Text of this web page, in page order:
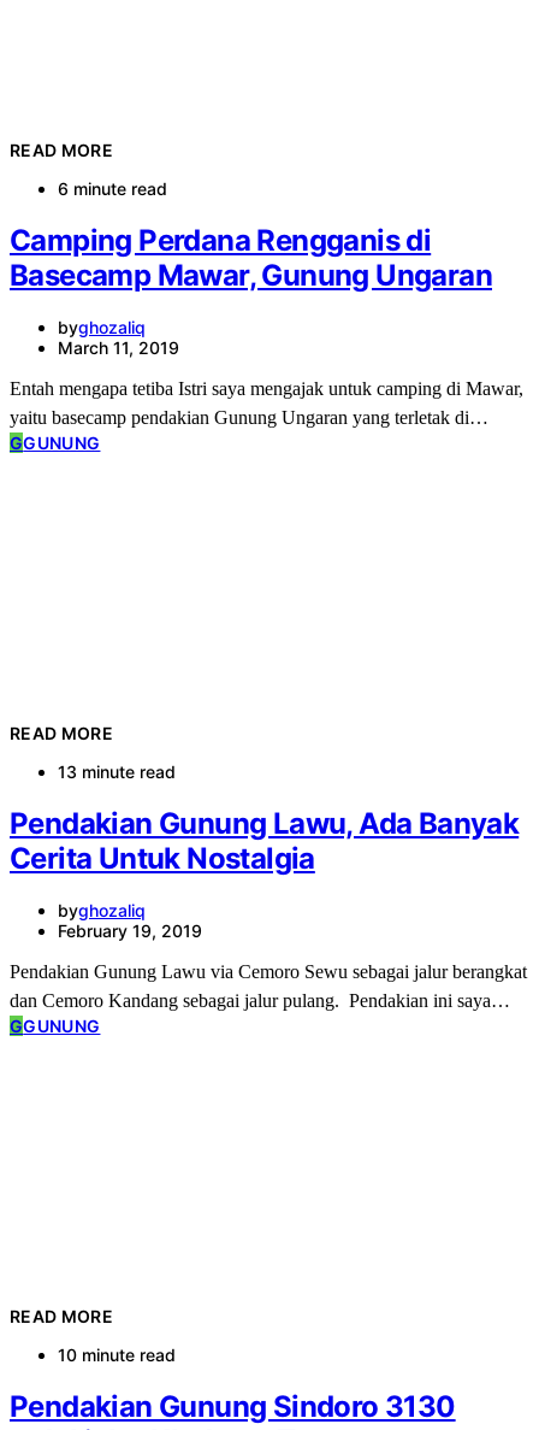
READ MORE
6 minute read
Camping Perdana Rengganis di
Basecamp Mawar, Gunung Ungaran
byghozaliq
March 11, 2019
Entah mengapa tetiba Istri saya mengajak untuk camping di Mawar,
yaitu basecamp pendakian Gunung Ungaran yang terletak di…
GGUNUNG
READ MORE
13 minute read
Pendakian Gunung Lawu, Ada Banyak
Cerita Untuk Nostalgia
byghozaliq
February 19, 2019
Pendakian Gunung Lawu via Cemoro Sewu sebagai jalur berangkat
dan Cemoro Kandang sebagai jalur pulang. Pendakian ini saya…
GGUNUNG
READ MORE
10 minute read
Pendakian Gunung Sindoro 3130